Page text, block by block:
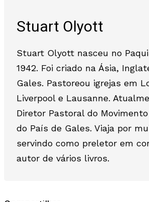
Stuart Olyott
Stuart Olyott nasceu no
1942. Foi criado na Ásia,
Gales. Pastoreou igrejas em
Liverpool e Lausanne.
Diretor Pastoral do
do País de Gales. Viaja por
servindo como preletor em
autor de vários livros.